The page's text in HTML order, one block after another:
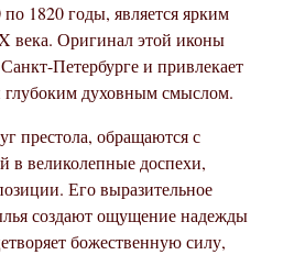
1820 годы, является ярким
века. Оригинал этой иконы
Петербурге и привлекает
глубоким духовным смыслом.
престола, обращаются с
в великолепные доспехи,
Его выразительное
создают ощущение надежды
божественную силу,